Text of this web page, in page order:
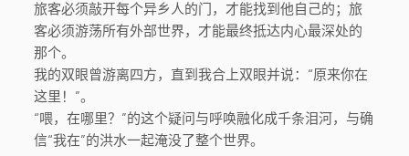
旅客必须敲开每个异乡人的门，才能找到他自己的；旅
客必须游荡所有外部世界，才能最终抵达内心最深处的
那个。
我的双眼曾游离四方，直到我合上双眼并说：“原来你在
这里！”。
“喂，在哪里？”的这个疑问与呼唤融化成千条泪河，与确
信“我在”的洪水一起淹没了整个世界。